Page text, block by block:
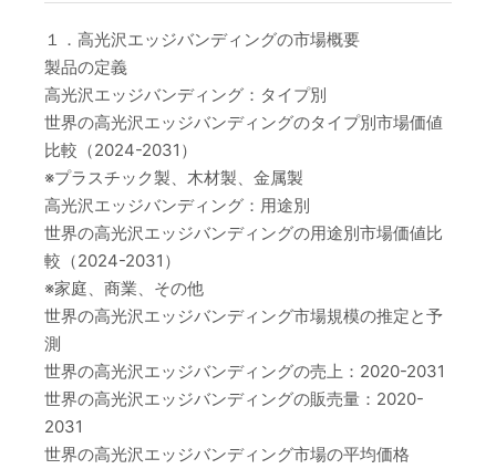
１．高光沢エッジバンディングの市場概要
製品の定義
高光沢エッジバンディング：タイプ別
世界の高光沢エッジバンディングのタイプ別市場価値
比較（2024-2031）
※プラスチック製、木材製、金属製
高光沢エッジバンディング：用途別
世界の高光沢エッジバンディングの用途別市場価値比
較（2024-2031）
※家庭、商業、その他
世界の高光沢エッジバンディング市場規模の推定と予
測
世界の高光沢エッジバンディングの売上：2020-2031
世界の高光沢エッジバンディングの販売量：2020-
2031
世界の高光沢エッジバンディング市場の平均価格